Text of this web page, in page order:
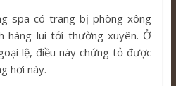
spa có trang bị phòng xông
hàng lui tới thường xuyên. Ở
lệ, điều này chứng tỏ được
hơi này.